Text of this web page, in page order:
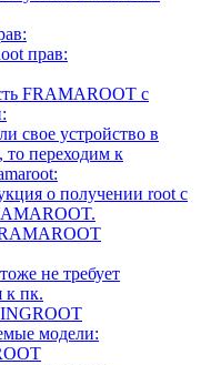
прав:
FRAMAROOT с
свое устройство в
переходим к
о получении root с
не требует
к пк.
модели: